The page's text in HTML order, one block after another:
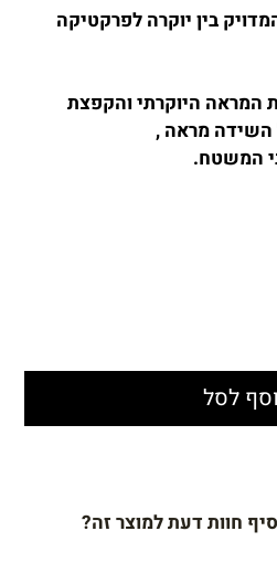
בין יוקרה לפרקטיקה
המראה היוקרתי והקפצת
השידה מראה ,
המשטח.
לסל
חוות דעת למוצר זה?